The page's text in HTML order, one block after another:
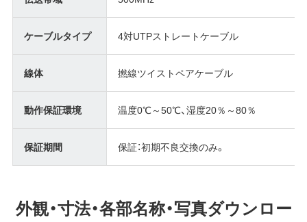
ケーブルタイプ 4対UTPストレートケーブル
線体 撚線ツイストペアケーブル
動作保証環境 温度0℃～50℃、湿度20％～80％
保証期間 保証：初期不良交換のみ。
外観・寸法・各部名称・写真ダウンロー